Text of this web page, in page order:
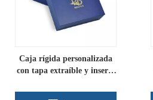
Caja rígida personalizada
con tapa extraíble y inserto